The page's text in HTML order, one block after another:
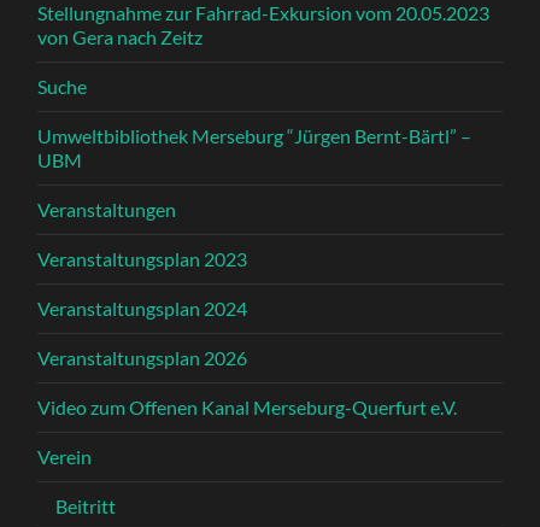
Stellungnahme zur Fahrrad-Exkursion vom 20.05.2023
von Gera nach Zeitz
Suche
Umweltbibliothek Merseburg “Jürgen Bernt-Bärtl” –
UBM
Veranstaltungen
Veranstaltungsplan 2023
Veranstaltungsplan 2024
Veranstaltungsplan 2026
Video zum Offenen Kanal Merseburg-Querfurt e.V.
Verein
Beitritt